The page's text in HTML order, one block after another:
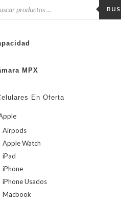
MPX
En Oferta
Airpods
Apple Watch
iPad
iPhone
iPhone Usados
Macbook